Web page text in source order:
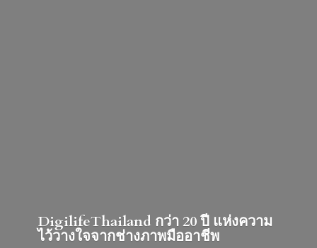
DigilifeThailand กว่า 20 ปี แห่งความ
ไว้วางใจจากช่างภาพมืออาชีพ